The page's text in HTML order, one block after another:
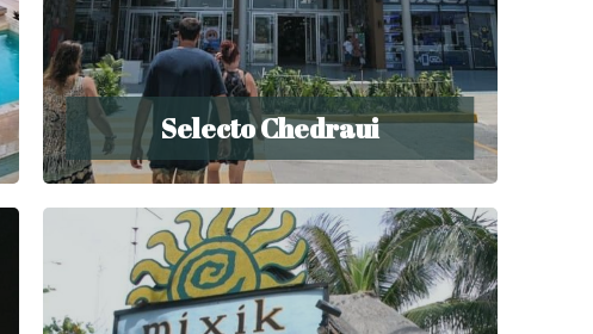
Selecto Chedraui